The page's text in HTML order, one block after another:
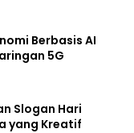
Berbasis AI
5G
Slogan Hari
yang Kreatif